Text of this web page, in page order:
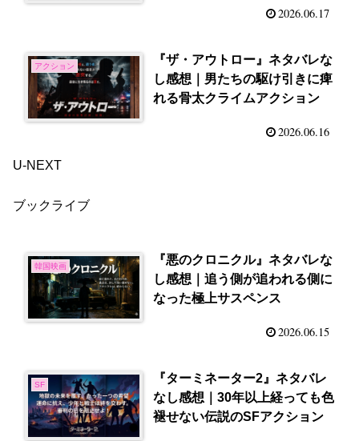
2026.06.17
アクション
『ザ・アウトロー』ネタバレな
し感想｜男たちの駆け引きに痺
れる骨太クライムアクション
2026.06.16
U-NEXT
ブックライブ
韓国映画
『悪のクロニクル』ネタバレな
し感想｜追う側が追われる側に
なった極上サスペンス
2026.06.15
SF
『ターミネーター2』ネタバレ
なし感想｜30年以上経っても色
褪せない伝説のSFアクション